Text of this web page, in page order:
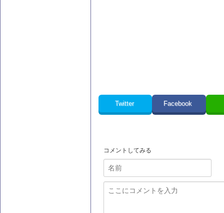
Twitter Facebook
コメントしてみる